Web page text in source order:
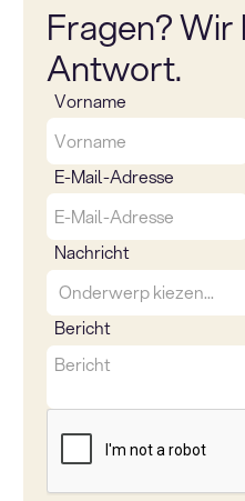
Fragen? Wir
Antwort.
Vorname
E-Mail-Adresse
Nachricht
Bericht